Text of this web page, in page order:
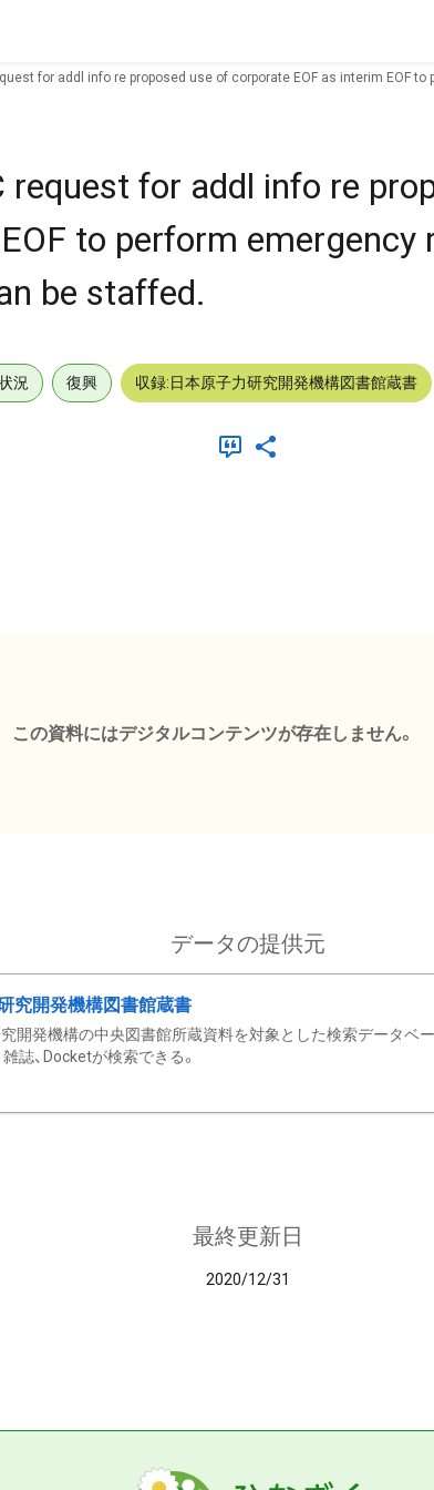
for addl info re proposed use of corporate EOF as interim EOF
for addl info re
to perform emergency
be staffed.
況 復興 収録:日本原子力研究開発機構図書館蔵書
この資料にはデジタルコンテンツが存在しません。
データの提供元
究開発機構図書館蔵書
開発機構の中央図書館所蔵資料を対象とした検索データベ
雑誌、Docketが検索できる。
最終更新日
2020/12/31